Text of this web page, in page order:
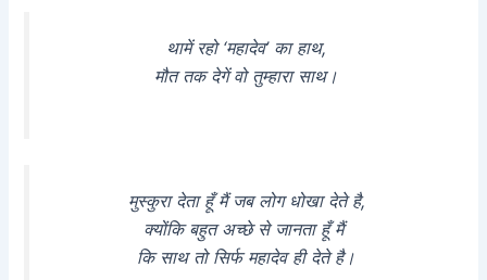
थामें रहो ‘महादेव’ का हाथ,
मौत तक देगें वो तुम्हारा साथ।
मुस्कुरा देता हूँ मैं जब लोग धोखा देते है,
क्योंकि बहुत अच्छे से जानता हूँ मैं
कि साथ तो सिर्फ महादेव ही देते है।